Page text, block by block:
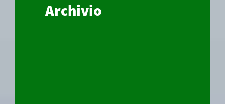
Archivio